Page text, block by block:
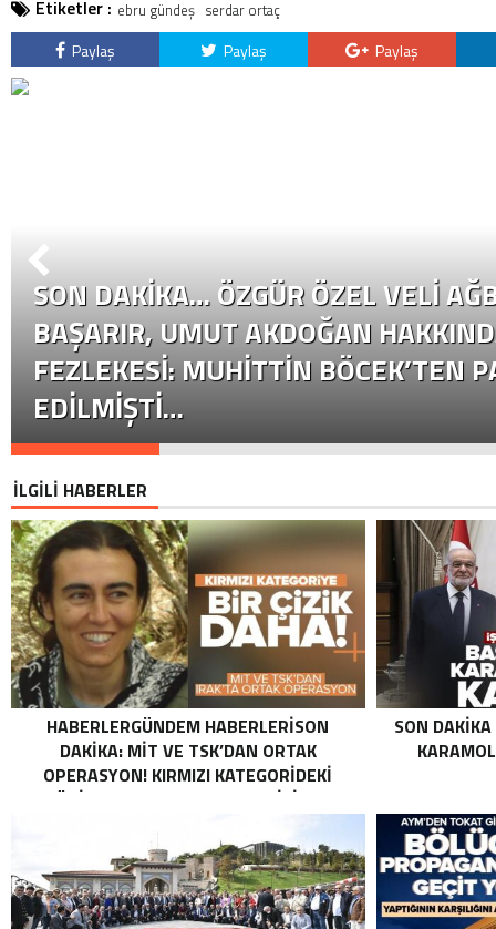
Etiketler : ebru gündeş serdar ortaç
Paylaş Paylaş Paylaş
SON DAKİKA… ÖZGÜR ÖZEL VELI
BAŞARIR, UMUT AKDOĞAN
FEZLEKESI: MUHITTIN BÖCEK’TEN
EDILMIŞTI…
İLGİLİ HABERLER
HABERLERGÜNDEM HABERLERISON
DAKIKA: MİT VE TSK’DAN ORTAK
OPERASYON! KIRMIZI KATEGORIDEKI
TERÖRIST NAZLI TAŞPINAR ETKISIZ HALE
ORTAK OPERASYON! KIRMIZI
KATEGORIDEKI TERÖRIST NAZLI
TAŞPINAR ETKISIZ HALE GETIRILDI .
SON